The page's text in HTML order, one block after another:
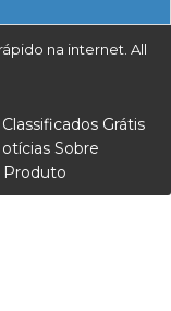
na internet. All
Classificados Grátis
Sobre
Produto